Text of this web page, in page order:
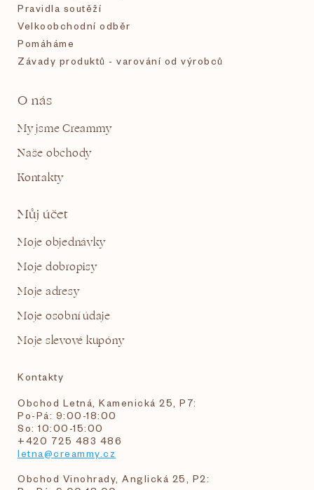
Pravidla soutěží
Velkoobchodní odběr
Pomáháme
Závady produktů - varování od výrobců
O nás
My jsme Creammy
Naše obchody
Kontakty
Můj účet
Moje objednávky
Moje dobropisy
Moje adresy
Moje osobní údaje
Moje slevové kupóny
Kontakty
Obchod Letná, Kamenická 25, P7:
Po-Pá: 9:00-18:00
So: 10:00-15:00
+420 725 483 486
letna@creammy.cz
Obchod Vinohrady, Anglická 25, P2: